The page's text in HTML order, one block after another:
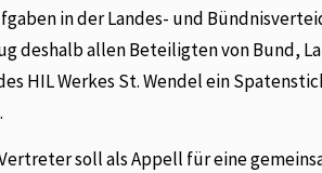
in der Landes- und
deshalb allen Beteiligten von Bund,
HIL Werkes St. Wendel ein
soll als Appell für eine